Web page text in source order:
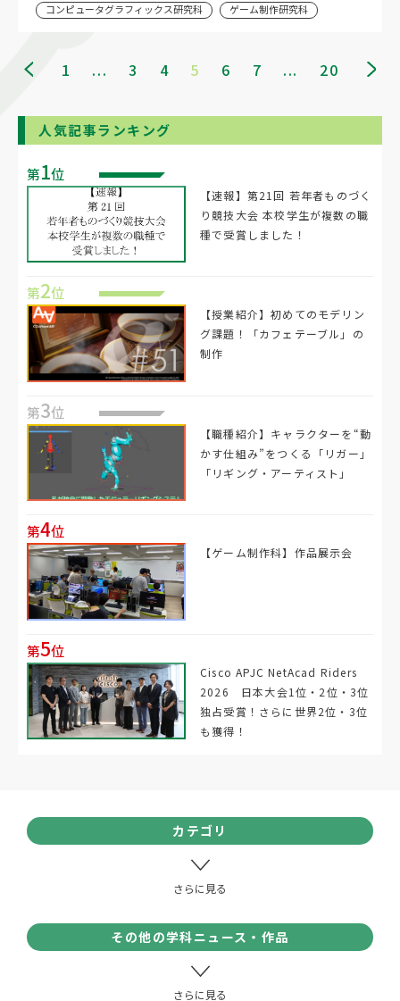
コンピュータグラフィックス研究科
ゲーム制作研究科
1 ... 3 4 5 6 7 ... 20
カテゴリ
その他の学科ニュース・作品
人気記事ランキング
第1位
【速報】第21回 若年者ものづく
り競技大会 本校学生が複数の職
種で受賞しました！
第2位
【授業紹介】初めてのモデリン
グ課題！「カフェテーブル」の
制作
第3位
【職種紹介】キャラクターを“動
かす仕組み”をつくる「リガー」
「リギング・アーティスト」
第4位
【ゲーム制作科】作品展示会
第5位
Cisco APJC NetAcad Riders
2026 日本大会1位・2位・3位
独占受賞！さらに世界2位・3位
も獲得！